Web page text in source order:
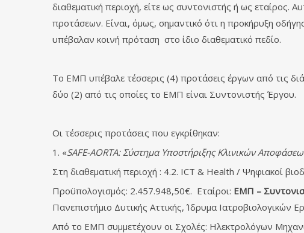
διαθεματική περιοχή, είτε ως συντονιστής ή ως εταίρος.
προτάσεων. Είναι, όμως, σημαντικό ότι η προκήρυξη
υπέβαλαν κοινή πρόταση στο ίδιο διαθεματικό πεδίο.
Το ΕΜΠ υπέβαλε τέσσερις (4) προτάσεις έργων από τις
δύο (2) από τις οποίες το ΕΜΠ είναι Συντονιστής Έργου.
Οι τέσσερις προτάσεις που εγκρίθηκαν:
1. «SAFE-AORTA: Σύστημα Υποστήριξης Κλινικών
Στη διαθεματική περιοχή : 4.2. ICT & Health / Ψηφιακοί
Προϋπολογισμός: 2.457.948,50€. Εταίροι: ΕΜΠ –
Πανεπιστήμιο Δυτικής Αττικής, Ίδρυμα
Από το ΕΜΠ συμμετέχουν οι Σχολές: Ηλεκτρολόγων